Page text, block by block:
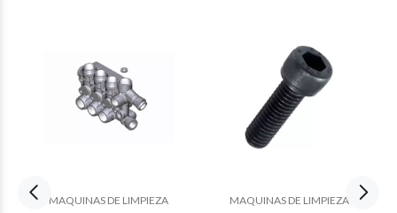
MAQUINAS DE LIMPIEZA MAQUINAS DE LIMPIEZA